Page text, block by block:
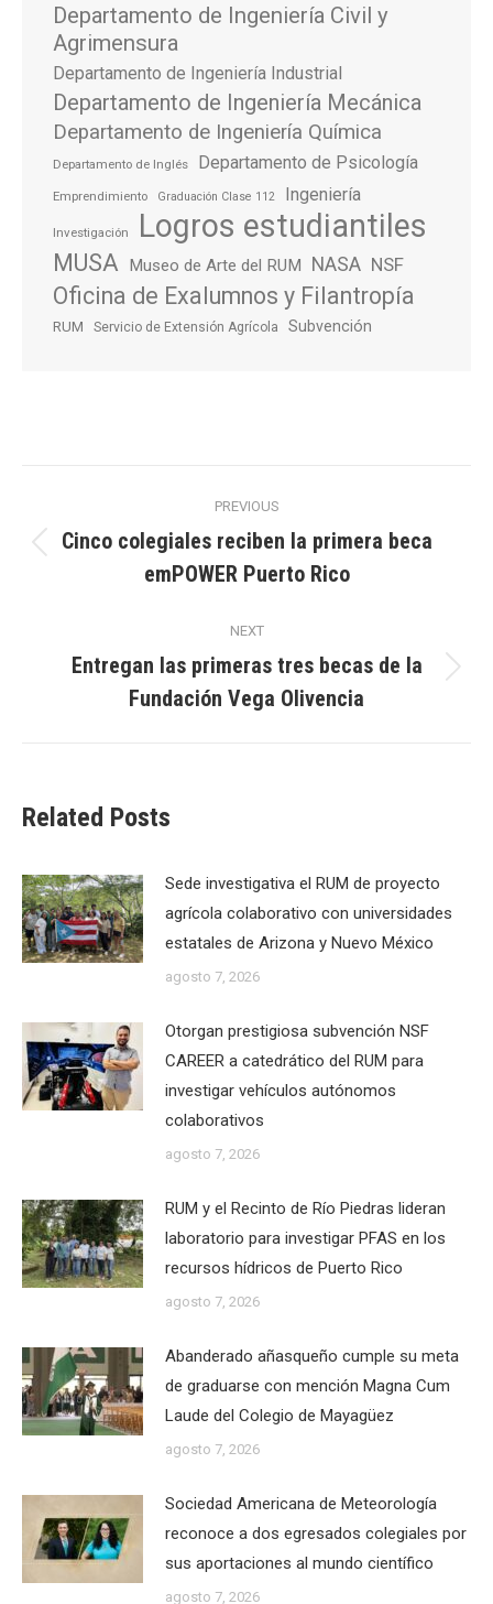
Departamento de Ingeniería Civil y
Agrimensura
Departamento de Ingeniería Industrial
Departamento de Ingeniería Mecánica
Departamento de Ingeniería Química
Departamento de Inglés Departamento de Psicología
Emprendimiento Graduación Clase 112 Ingeniería
Investigación Logros estudiantiles
MUSA Museo de Arte del RUM NASA NSF
Oficina de Exalumnos y Filantropía
RUM Servicio de Extensión Agrícola Subvención
navigation
PREVIOUS
post:
Cinco colegiales reciben la primera beca
emPOWER Puerto Rico
NEXT
post:
Entregan las primeras tres becas de la
Fundación Vega Olivencia
Related Posts
Sede investigativa el RUM de proyecto
agrícola colaborativo con universidades
estatales de Arizona y Nuevo México
agosto 7, 2026
Otorgan prestigiosa subvención NSF
CAREER a catedrático del RUM para
investigar vehículos autónomos
colaborativos
agosto 7, 2026
RUM y el Recinto de Río Piedras lideran
laboratorio para investigar PFAS en los
recursos hídricos de Puerto Rico
agosto 7, 2026
Abanderado añasqueño cumple su meta
de graduarse con mención Magna Cum
Laude del Colegio de Mayagüez
agosto 7, 2026
Sociedad Americana de Meteorología
reconoce a dos egresados colegiales por
sus aportaciones al mundo científico
agosto 7, 2026